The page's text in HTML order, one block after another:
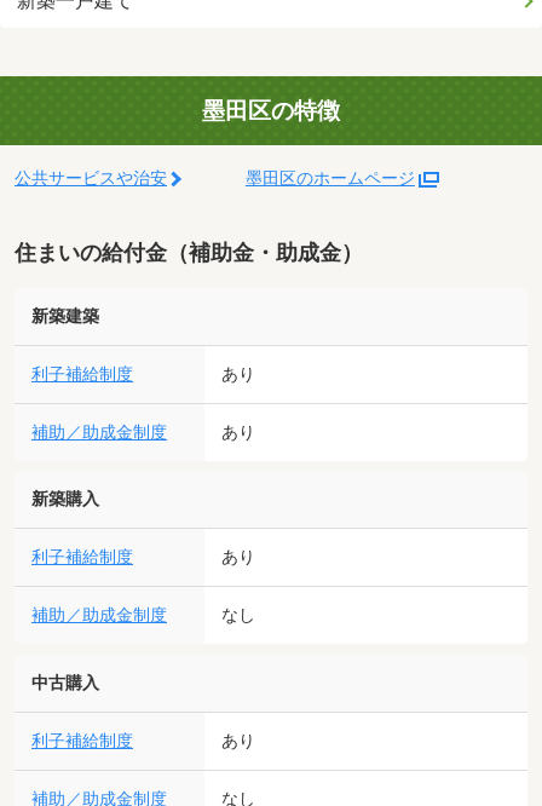
墨田区の特徴
公共サービスや治安 墨田区のホームページ
住まいの給付金（補助金・助成金）
新築建築
利子補給制度 あり
補助／助成金制度 あり
新築購入
利子補給制度 あり
補助／助成金制度 なし
中古購入
利子補給制度 あり
補助／助成金制度 なし